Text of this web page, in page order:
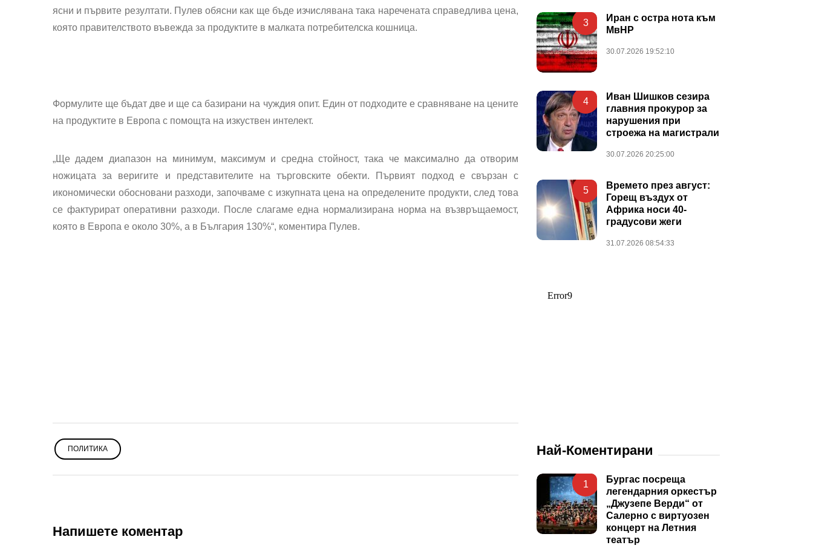
ясни и първите резултати. Пулев обясни как ще бъде изчислявана така наречената справедлива цена,
която правителството въвежда за продуктите в малката потребителска кошница.
Формулите ще бъдат две и ще са базирани на чуждия опит. Един от подходите е сравняване на цените
на продуктите в Европа с помощта на изкуствен интелект.
„Ще дадем диапазон на минимум, максимум и средна стойност, така че максимално да отворим
ножицата за веригите и представителите на търговските обекти. Първият подход е свързан с
икономически обосновани разходи, започваме с изкупната цена на определените продукти, след това
се фактурират оперативни разходи. После слагаме една нормализирана норма на възвръщаемост,
която в Европа е около 30%, а в България 130%“, коментира Пулев.
ПОЛИТИКА
Напишете коментар
3
Иран с остра нота към
МвНР
30.07.2026 19:52:10
4
Иван Шишков сезира
главния прокурор за
нарушения при
строежа на магистрали
30.07.2026 20:25:00
5
Времето през август:
Горещ въздух от
Африка носи 40-
градусови жеги
31.07.2026 08:54:33
Най-Коментирани
1
Бургас посреща
легендарния оркестър
„Джузепе Верди“ от
Салерно с виртуозен
концерт на Летния
театър